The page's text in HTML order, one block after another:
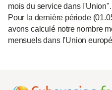
mois du service dans l'Union".
Pour la dernière période
avons calculé notre nombre
mensuels dans l'Union